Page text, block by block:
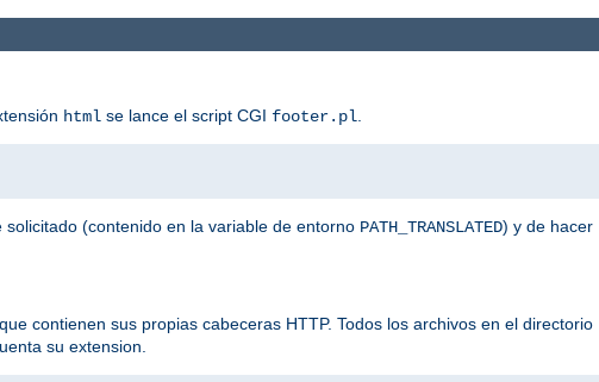
html se lance el script CGI footer.pl.
(contenido en la variable de entorno PATH_TRANSLATED) y de hacer
contienen sus propias cabeceras HTTP. Todos los archivos en el directorio
su extension.